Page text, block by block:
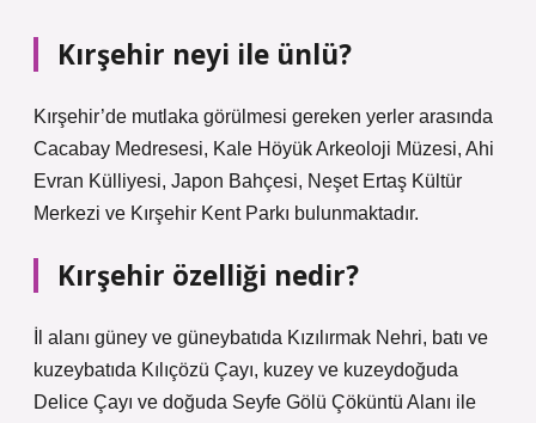
Kırşehir neyi ile ünlü?
Kırşehir’de mutlaka görülmesi gereken yerler arasında
Cacabay Medresesi, Kale Höyük Arkeoloji Müzesi, Ahi
Evran Külliyesi, Japon Bahçesi, Neşet Ertaş Kültür
Merkezi ve Kırşehir Kent Parkı bulunmaktadır.
Kırşehir özelliği nedir?
İl alanı güney ve güneybatıda Kızılırmak Nehri, batı ve
kuzeybatıda Kılıçözü Çayı, kuzey ve kuzeydoğuda
Delice Çayı ve doğuda Seyfe Gölü Çöküntü Alanı ile